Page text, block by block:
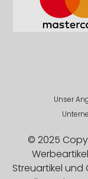
Unser
© 2025
Streuartikel und